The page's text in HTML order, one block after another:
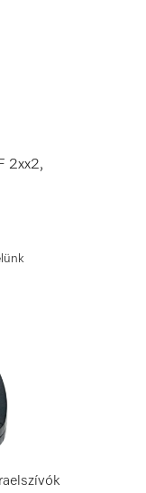
2xx2,